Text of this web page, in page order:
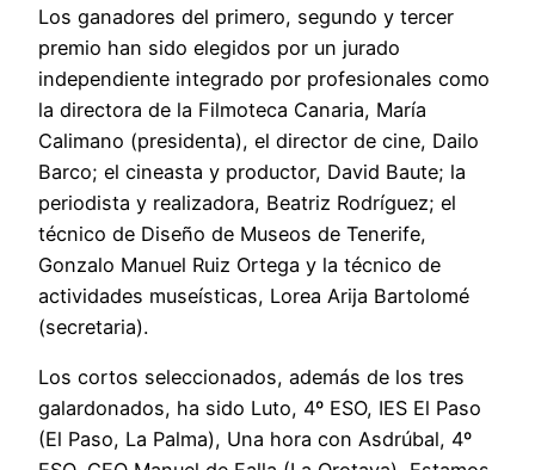
Los ganadores del primero, segundo y tercer
premio han sido elegidos por un jurado
independiente integrado por profesionales como
la directora de la Filmoteca Canaria, María
Calimano (presidenta), el director de cine, Dailo
Barco; el cineasta y productor, David Baute; la
periodista y realizadora, Beatriz Rodríguez; el
técnico de Diseño de Museos de Tenerife,
Gonzalo Manuel Ruiz Ortega y la técnico de
actividades museísticas, Lorea Arija Bartolomé
(secretaria).
Los cortos seleccionados, además de los tres
galardonados, ha sido Luto, 4º ESO, IES El Paso
(El Paso, La Palma), Una hora con Asdrúbal, 4º